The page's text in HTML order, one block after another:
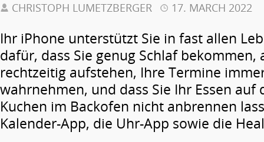
CHRISTOPH LUMETZBERGER 17. MARCH 2022
Ihr iPhone unterstützt Sie in fast allen
dafür, dass Sie genug Schlaf bekommen,
rechtzeitig aufstehen, Ihre Termine
wahrnehmen, und dass Sie Ihr Essen
Kuchen im Backofen nicht anbrennen
Kalender-App, die Uhr-App sowie die